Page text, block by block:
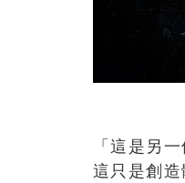
「這是另
這只是創